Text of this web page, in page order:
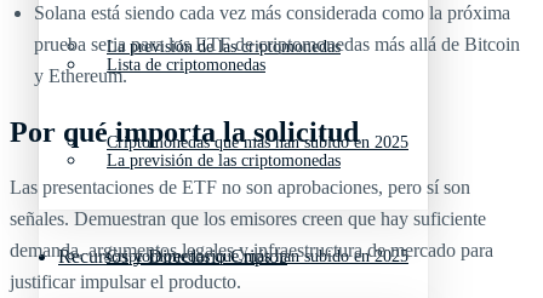
La previsión de las criptomonedas
Criptomonedas que más han subido en 2025
Recursos y Directorio Cripto
Lista de criptomonedas
La previsión de las criptomonedas
Criptomonedas que más han subido en 2025
Solana está siendo cada vez más considerada como la próxima
prueba seria para los ETF de criptomonedas más allá de Bitcoin
y Ethereum.
Por qué importa la solicitud
Las presentaciones de ETF no son aprobaciones, pero sí son
señales. Demuestran que los emisores creen que hay suficiente
demanda, argumentos legales y infraestructura de mercado para
justificar impulsar el producto.